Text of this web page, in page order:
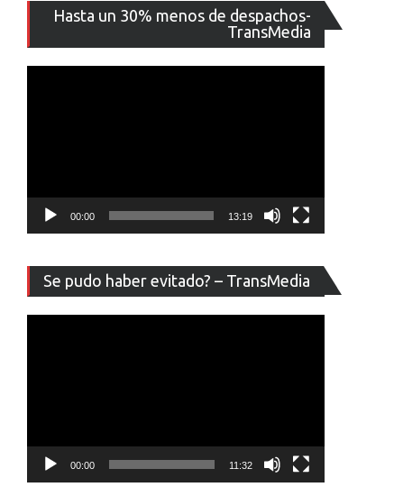
Hasta un 30% menos de despachos-
TransMedia
de
vídeo
00:00 13:19
Se pudo haber evitado? – TransMedia
de
vídeo
00:00 11:32